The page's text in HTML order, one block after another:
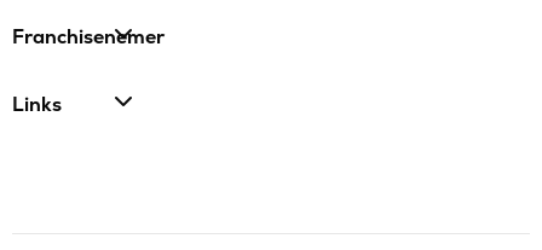
Franchisenemer
Links